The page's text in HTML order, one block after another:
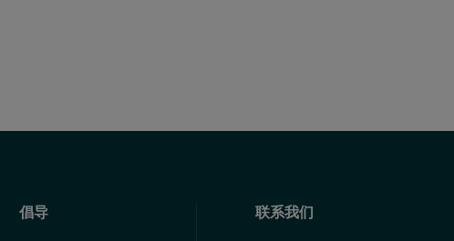
倡导 联系我们